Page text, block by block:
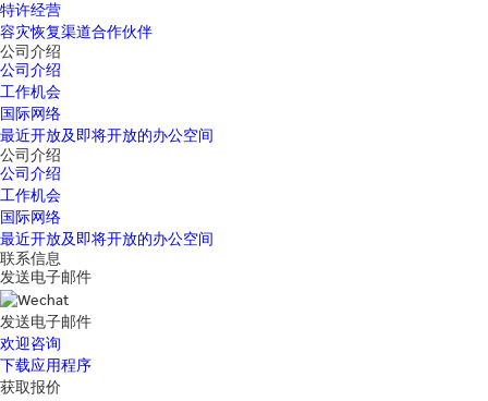
特许经营
容灾恢复渠道合作伙伴
公司介绍
公司介绍
工作机会
国际网络
最近开放及即将开放的办公空间
公司介绍
公司介绍
工作机会
国际网络
最近开放及即将开放的办公空间
联系信息
发送电子邮件
发送电子邮件
欢迎咨询
下载应用程序
获取报价